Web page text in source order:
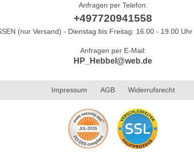
Anfragen per Telefon:
+497720941558
(nur Versand) - Dienstag bis Freitag: 16.00 - 19.00
Anfragen per E-Mail:
HP_Hebbel@web.de
Impressum AGB Widerrufsrecht